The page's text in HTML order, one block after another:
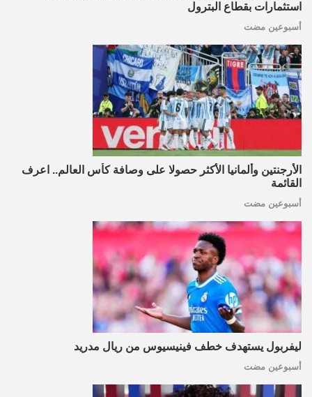
استثمارات بقطاع البترول
أسبوعين مضت
الأرجنتين وألمانيا الأكثر حصولا على وصافة كأس العالم.. اعرف
القائمة
أسبوعين مضت
ليفربول يستهدف خطف فينيسيوس من ريال مدريد
أسبوعين مضت